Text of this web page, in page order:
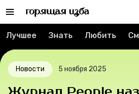
Вакансии
Лучшее Знать Любить
Новости 5 ноября 2025